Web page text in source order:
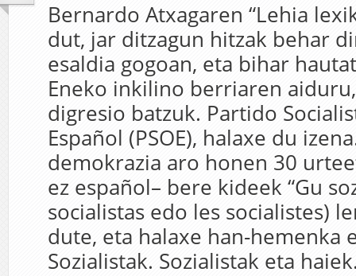
Bernardo Atxagaren “Lehia
dut, jar ditzagun hitzak behar
esaldia gogoan, eta bihar
Eneko inkilino berriaren
digresio batzuk. Partido
Español (PSOE), halaxe du
demokrazia aro honen 30
ez español– bere kideek “Gu
socialistas edo les socialistes)
dute, eta halaxe han-hemenka
Sozialistak. Sozialistak eta